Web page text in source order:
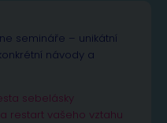
semináře – unikátní
návody a
sebelásky
restart vašeho vztahu